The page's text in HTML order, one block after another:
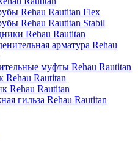
Rehau Rautitan Flex
Rehau Rautitan Stabil
Rehau Rautitan
арматура Rehau
муфты Rehau Rautitan
Rehau Rautitan
Rehau Rautitan
гильза Rehau Rautitan